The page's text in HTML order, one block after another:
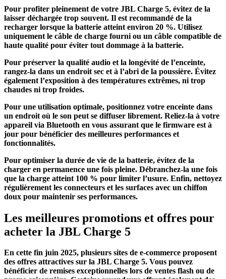
Pour profiter pleinement de votre JBL Charge 5, évitez de la
laisser déchargée trop souvent. Il est recommandé de la
recharger lorsque la batterie atteint environ 20 %. Utilisez
uniquement le câble de charge fourni ou un câble compatible de
haute qualité pour éviter tout dommage à la batterie.
Pour préserver la qualité audio et la longévité de l’enceinte,
rangez-la dans un endroit sec et à l’abri de la poussière. Évitez
également l’exposition à des températures extrêmes, ni trop
chaudes ni trop froides.
Pour une utilisation optimale, positionnez votre enceinte dans
un endroit où le son peut se diffuser librement. Reliez-la à votre
appareil via Bluetooth en vous assurant que le firmware est à
jour pour bénéficier des meilleures performances et
fonctionnalités.
Pour optimiser la durée de vie de la batterie, évitez de la
charger en permanence une fois pleine. Débranchez-la une fois
que la charge atteint 100 % pour limiter l’usure. Enfin, nettoyez
régulièrement les connecteurs et les surfaces avec un chiffon
doux pour maintenir ses performances.
Les meilleures promotions et offres pour
acheter la JBL Charge 5
En cette fin juin 2025, plusieurs sites de e-commerce proposent
des offres attractives sur la JBL Charge 5. Vous pouvez
bénéficier de remises exceptionnelles lors de ventes flash ou de